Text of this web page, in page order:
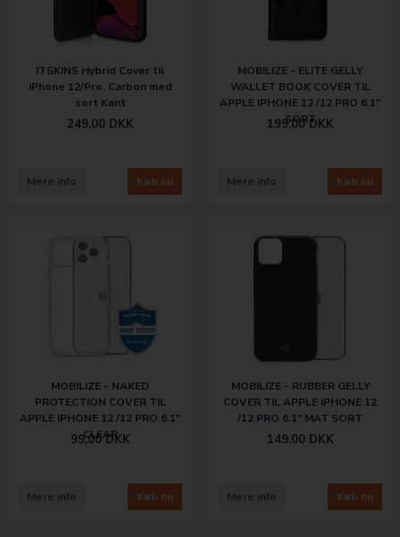
ITSKINS Hybrid Cover til
iPhone 12/Pro. Carbon med
sort Kant
249,00 DKK
Køb nu
Mere info
MOBILIZE - ELITE GELLY
WALLET BOOK COVER TIL
APPLE IPHONE 12 /12 PRO 6.1"
SORT
199,00DKK
Køb nu
Mere info
MOBILIZE - NAKED
PROTECTION COVER TIL
APPLE IPHONE 12 /12 PRO 6.1"
CLEAR
99,00DKK
Køb nu
Mere info
MOBILIZE - RUBBER GELLY
COVER TIL APPLE IPHONE 12
/12 PRO 6.1" MAT SORT
149,00 DKK
Køb nu
Mere info